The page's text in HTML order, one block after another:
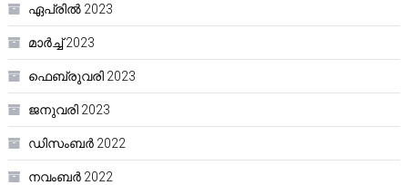
ഏപ്രിൽ 2023
മാർച്ച്‌ 2023
ഫെബ്രുവരി 2023
ജനുവരി 2023
ഡിസംബർ 2022
നവംബർ 2022